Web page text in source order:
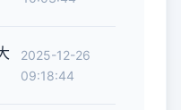
2025-12-26
09:18:44